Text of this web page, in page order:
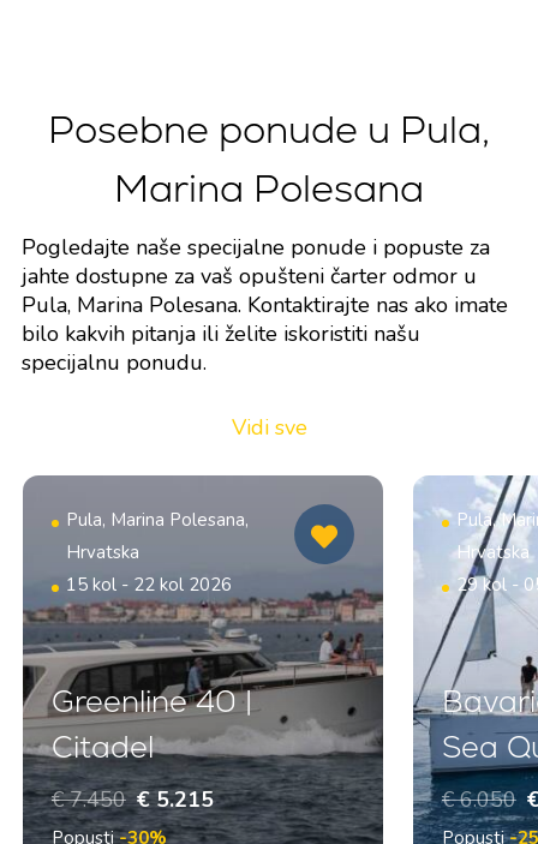
Posebne ponude u Pula,
Marina Polesana
Pogledajte naše specijalne ponude i popuste za
jahte dostupne za vaš opušteni čarter odmor u
Pula, Marina Polesana. Kontaktirajte nas ako imate
bilo kakvih pitanja ili želite iskoristiti našu
specijalnu ponudu.
Vidi sve
Pula, Marina Polesana,
Hrvatska
15 kol - 22 kol 2026
Greenline 40 |
Citadel
€ 7.450 € 5.215
Popusti-30%
Pula,
Hrvatska
29 kol -
Sea
€ 6.050
Popusti-